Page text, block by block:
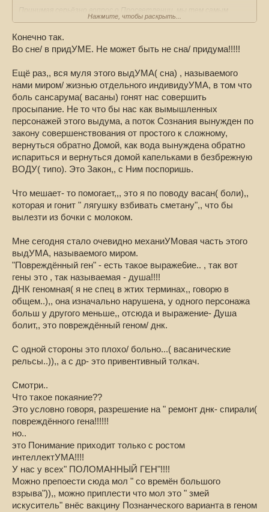
Принимая серьёзно вопрос о Просветлении, мы тем самым
относимся серьёзно к самому сну, то есть мы
утверждаем бодрственный сон как реальность.
- во сне! И спасение тоже происходит во сне!
Почему во сне со сновидениями не возникает вопросов о
спасении, просветлении, пробуждении....
---
Сейчас уже мало таких слов, которые могли бы как-то
воздействовать, раньше было гораздо больше таких ага!..
Но, читая Махарши, что-то снова внутри всё сотрясло, что-то
П. А какие мы в глубоком сне?
Махарши.Задайте этот вопрос во сне.
Вы вспоминаете опыт глубокого сна, только когда
проснулись
Но мы же просыпаемся не в Реальность, а в бодрственный сон!!
Кочуем из одного сна в другой, переходим из одного состояния
сознания в другой, принимаем всего лишь различные формы ума,
который нереален...
И вот эти все поиски, разговоры о спасении, о просветлении -
выеденного яйца не стоят, так как это просто то, чего нет!
Махарадж:
избавитесь от того, что не существует?
Что мы ищем? "Камо грядеши?" ))
Махарадж:осознайте сон как сон и перестаньте
беспокоиться.Этот сон не ваша проблема.
Нажмите, чтобы раскрыть...
Конечно так.
Во сне/ в придУМЕ. Не может быть не сна/ придума!!!!!
Ещё раз,, вся муля этого выдУМА( сна) , называемого
нами миром/ жизнью отдельного индивидуУМА, в том что
боль сансарума( васаны) гонят нас совершить
просыпание. Не то что бы нас как вымышленных
персонажей этого выдума, а поток Сознания вынужден по
закону совершенствования от простого к сложному,
вернуться обратно Домой, как вода вынуждена обратно
испариться и вернуться домой капельками в безбрежную
ВОДУ( типо). Это Закон,, с Ним поспоришь.
Что мешает- то помогает,,, это я по поводу васан( боли),,
которая и гонит " лягушку взбивать сметану",, что бы
вылезти из бочки с молоком.
Мне сегодня стало очевидно механиУМовая часть этого
выдУМА, называемого миром.
"Повреждённый ген" - есть такое выраже6ие.. , так вот
гены это , так называемая - душа!!!!
ДНК геномная( я не спец в жтих терминах,, говорю в
общем..),, она изначально нарушена, у одного персонажа
больш у другого меньше,, отсюда и выражение- Душа
болит,, это повреждённый геном/ днк.
С одной стороны это плохо/ больно...( васанические
рельсы..)),, а с др- это привентивный толкач.
Смотри..
Что такое покаяние??
Это условно говоря, разрешение на " ремонт днк- спирали(
повреждённого гена!!!!!!
но..
это Понимание приходит только с ростом
интеллектУМА!!!!
У нас у всех" ПОЛОМАННЫЙ ГЕН"!!!!
Можно препоести сюда мол " со времён большого
взрыва")),, можно приплести что мол это " змей
искуситель" внёс вакцину Познанческого варианта в геном